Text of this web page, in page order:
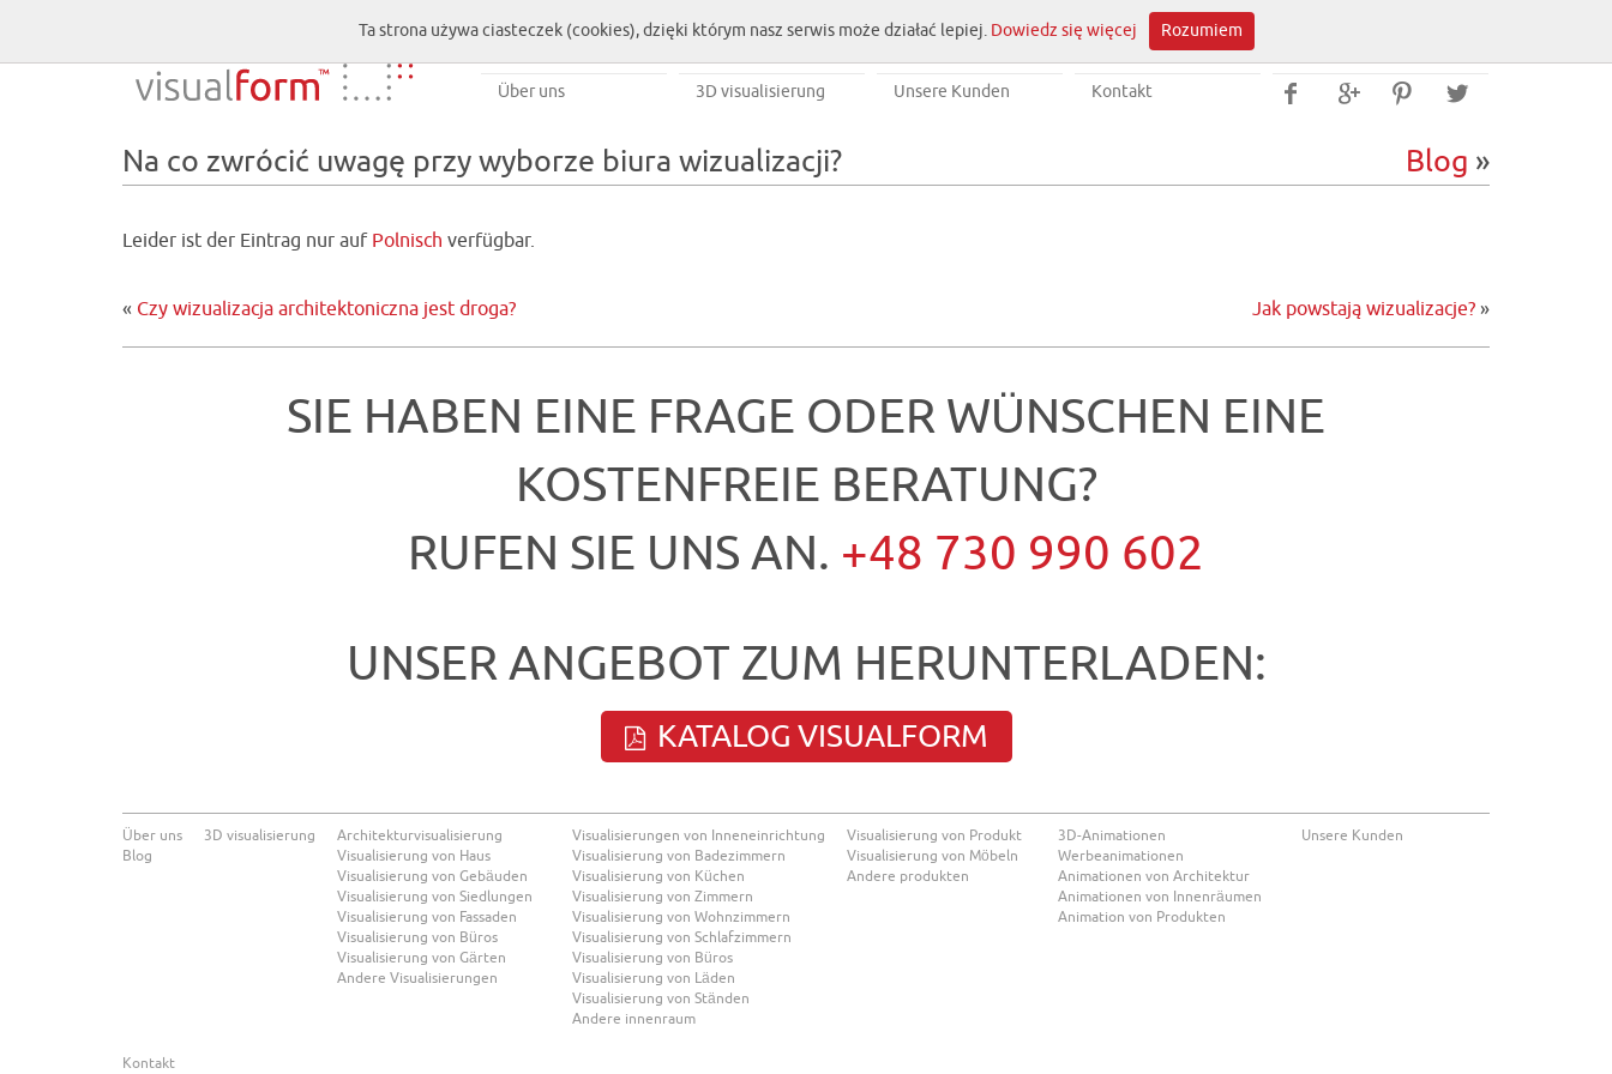
   
Über uns 3D visualisierung Unsere Kunden Kontakt
Na co zwrócić uwagę przy wyborze biura wizualizacji? Blog »
Leider ist der Eintrag nur auf Polnisch verfügbar.
« Czy wizualizacja architektoniczna jest droga? Jak powstają wizualizacje? »
SIE HABEN EINE FRAGE ODER WÜNSCHEN EINE
KOSTENFREIE BERATUNG?
RUFEN SIE UNS AN. +48 730 990 602
UNSER ANGEBOT ZUM HERUNTERLADEN:
KATALOG VISUALFORM
Über uns
Blog
3D visualisierung
Architekturvisualisierung
Visualisierung von Haus
Visualisierung von Gebäuden
Visualisierung von Siedlungen
Visualisierung von Fassaden
Visualisierung von Büros
Visualisierung von Gärten
Andere Visualisierungen
Visualisierungen von Inneneinrichtung
Visualisierung von Badezimmern
Visualisierung von Küchen
Visualisierung von Zimmern
Visualisierung von Wohnzimmern
Visualisierung von Schlafzimmern
Visualisierung von Büros
Visualisierung von Läden
Visualisierung von Ständen
Andere innenraum
Visualisierung von Produkt
Visualisierung von Möbeln
Andere produkten
3D-Animationen
Werbeanimationen
Animationen von Architektur
Animationen von Innenräumen
Animation von Produkten
Unsere Kunden
Kontakt
Ta strona używa ciasteczek (cookies), dzięki którym nasz serwis może działać lepiej. Dowiedz się więcej Rozumiem